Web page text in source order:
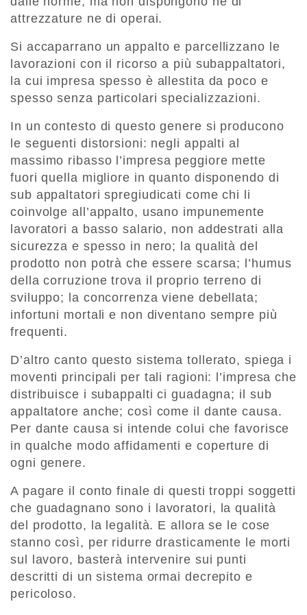
attrezzature ne di operai.
Si accaparrano un appalto e parcellizzano le
lavorazioni con il ricorso a più subappaltatori,
la cui impresa spesso è allestita da poco e
spesso senza particolari specializzazioni.
In un contesto di questo genere si producono
le seguenti distorsioni: negli appalti al
massimo ribasso l’impresa peggiore mette
fuori quella migliore in quanto disponendo di
sub appaltatori spregiudicati come chi li
coinvolge all’appalto, usano impunemente
lavoratori a basso salario, non addestrati alla
sicurezza e spesso in nero; la qualità del
prodotto non potrà che essere scarsa; l’humus
della corruzione trova il proprio terreno di
sviluppo; la concorrenza viene debellata;
infortuni mortali e non diventano sempre più
frequenti.
D’altro canto questo sistema tollerato, spiega i
moventi principali per tali ragioni: l’impresa che
distribuisce i subappalti ci guadagna; il sub
appaltatore anche; così come il dante causa.
Per dante causa si intende colui che favorisce
in qualche modo affidamenti e coperture di
ogni genere.
A pagare il conto finale di questi troppi soggetti
che guadagnano sono i lavoratori, la qualità
del prodotto, la legalità. E allora se le cose
stanno così, per ridurre drasticamente le morti
sul lavoro, basterà intervenire sui punti
descritti di un sistema ormai decrepito e
pericoloso.